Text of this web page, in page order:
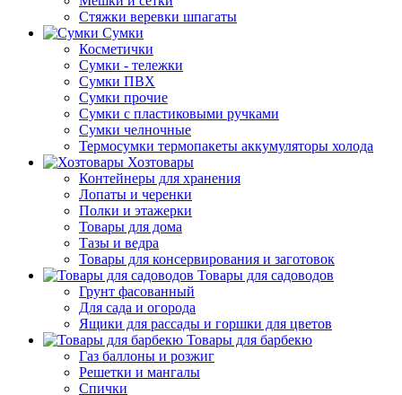
Стяжки веревки шпагаты
Сумки
Косметички
Сумки - тележки
Сумки ПВХ
Сумки прочие
Сумки с пластиковыми ручками
Сумки челночные
Термосумки термопакеты аккумуляторы холода
Хозтовары
Контейнеры для хранения
Лопаты и черенки
Полки и этажерки
Товары для дома
Тазы и ведра
Товары для консервирования и заготовок
Товары для садоводов
Грунт фасованный
Для сада и огорода
Ящики для рассады и горшки для цветов
Товары для барбекю
Газ баллоны и розжиг
Решетки и мангалы
Спички